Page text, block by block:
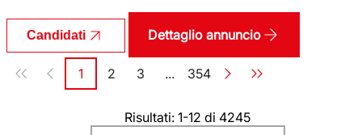
Candidati Dettaglio annuncio
Paginazione
Pagina
1 Pagina
2 Pagina
3 ... Pagina
354
Risultati: 1-12 di 4245